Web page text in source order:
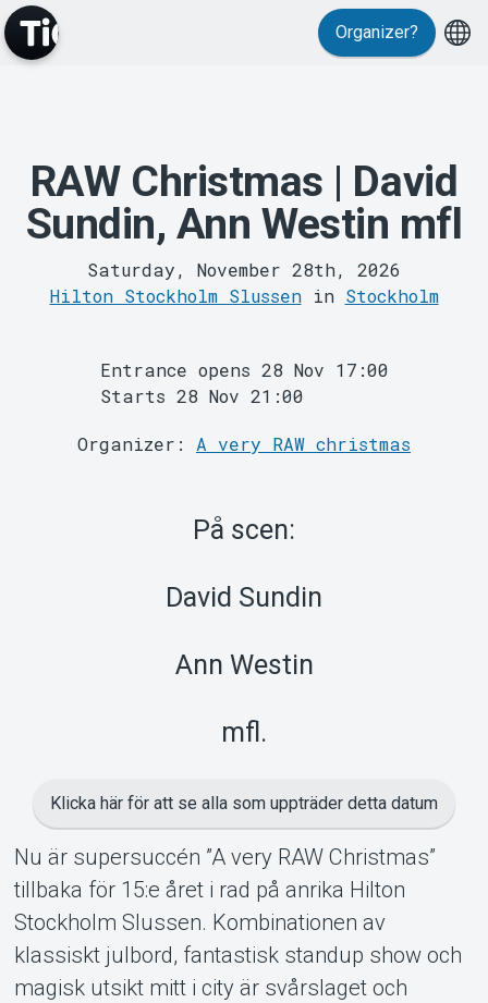
MyTickster
Support
Organizer?
RAW Christmas | David
Sundin, Ann Westin mfl
Saturday, November 28th, 2026
Hilton Stockholm Slussenin Stockholm
Entrance opens 28 Nov 17:00
Starts 28 Nov 21:00
Organizer: A very RAW christmas
På scen:
David Sundin
Ann Westin
mfl.
Klicka här för att se alla som uppträder detta datum
Nu är supersuccén ”A very RAW Christmas”
tillbaka för 15:e året i rad på anrika Hilton
Stockholm Slussen. Kombinationen av
klassiskt julbord, fantastisk standup show och
magisk utsikt mitt i city är svårslaget och